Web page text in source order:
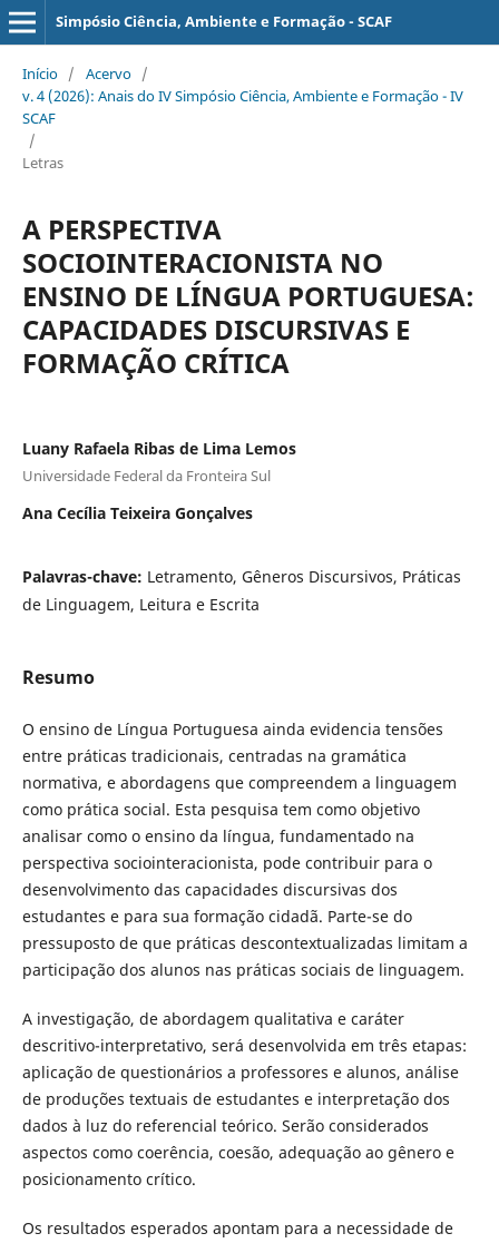
Simpósio Ciência, Ambiente e Formação - SCAF
Início / Acervo /
v. 4 (2026): Anais do IV Simpósio Ciência, Ambiente e Formação - IV
SCAF
/
Letras
A PERSPECTIVA
SOCIOINTERACIONISTA NO
ENSINO DE LÍNGUA PORTUGUESA:
CAPACIDADES DISCURSIVAS E
FORMAÇÃO CRÍTICA
Luany Rafaela Ribas de Lima Lemos
Universidade Federal da Fronteira Sul
Ana Cecília Teixeira Gonçalves
Palavras-chave: Letramento, Gêneros Discursivos, Práticas
de Linguagem, Leitura e Escrita
Resumo
O ensino de Língua Portuguesa ainda evidencia tensões
entre práticas tradicionais, centradas na gramática
normativa, e abordagens que compreendem a linguagem
como prática social. Esta pesquisa tem como objetivo
analisar como o ensino da língua, fundamentado na
perspectiva sociointeracionista, pode contribuir para o
desenvolvimento das capacidades discursivas dos
estudantes e para sua formação cidadã. Parte-se do
pressuposto de que práticas descontextualizadas limitam a
participação dos alunos nas práticas sociais de linguagem.
A investigação, de abordagem qualitativa e caráter
descritivo-interpretativo, será desenvolvida em três etapas:
aplicação de questionários a professores e alunos, análise
de produções textuais de estudantes e interpretação dos
dados à luz do referencial teórico. Serão considerados
aspectos como coerência, coesão, adequação ao gênero e
posicionamento crítico.
Os resultados esperados apontam para a necessidade de